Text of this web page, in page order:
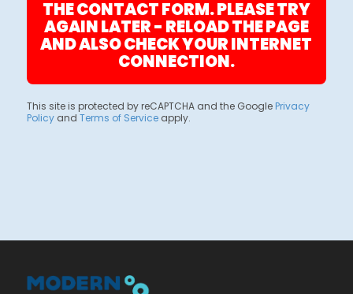
THE CONTACT FORM. PLEASE TRY
AGAIN LATER - RELOAD THE PAGE
AND ALSO CHECK YOUR INTERNET
CONNECTION.
This site is protected by reCAPTCHA and the Google Privacy
Policyand Terms of Serviceapply.